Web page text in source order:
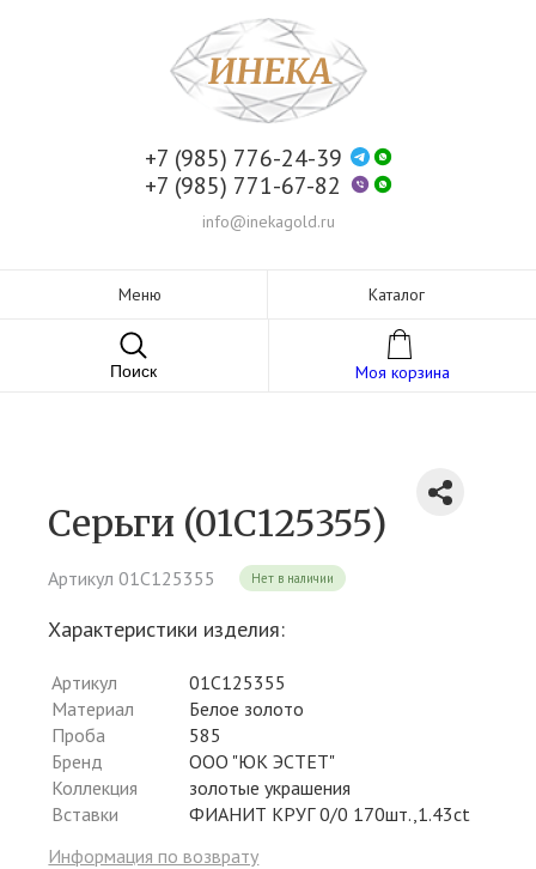
+7 (985) 776-24-39
+7 (985) 771-67-82
info@inekagold.ru
Меню Каталог
Поиск Моя корзина
Серьги (01С125355)
Артикул 01С125355 Нет в наличии
Характеристики изделия:
Артикул
01С125355
Материал
Белое золото
Проба
585
Бренд
ООО "ЮК ЭСТЕТ"
Коллекция
золотые украшения
Вставки
ФИАНИТ КРУГ 0/0 170шт.,1.43ct
Информация по возврату